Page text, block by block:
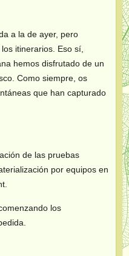
a la de ayer, pero
itinerarios. Eso sí,
hemos disfrutado de un
Como siempre, os
que han capturado
de las pruebas
por equipos en
los